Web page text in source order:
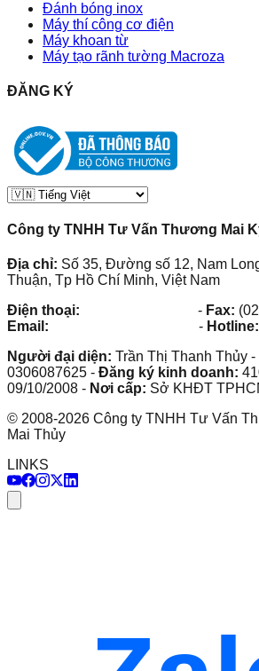
Đánh bóng inox
Máy thí công cơ điện
Máy khoan từ
Máy tạo rãnh tường Macroza
ĐĂNG KÝ
Công ty TNHH Tư Vấn Thương Mai
Địa chỉ: Số 35, Đường số 12, Nam
Thuận, Tp Hồ Chí Minh, Việt Nam
Điện thoại:
- Fax:
Email:
- Hotline:
Người đại diện: Trần Thị Thanh Thủy -
0306087625 - Đăng ký kinh doanh:
09/10/2008 - Nơi cấp: Sở KHĐT
© 2008-2026 Công ty TNHH Tư Vấn
Mai Thủy
LINKS